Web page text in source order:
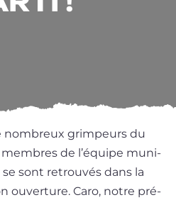
nom­breux grim­peurs du
de l’é­quipe muni­
sont retrou­vés dans la
ouver­ture. Caro, notre pré­